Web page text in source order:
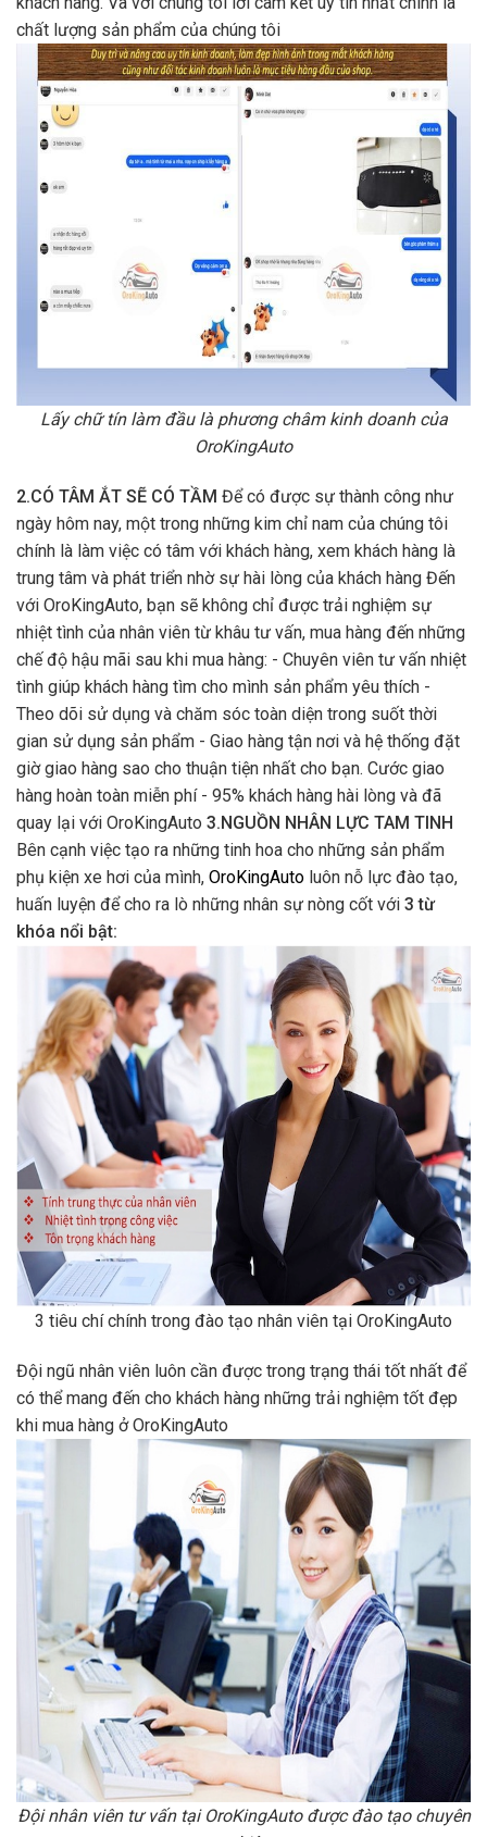
chất lượng sản phẩm của chúng tôi
Lấy chữ tín làm đầu là phương châm kinh doanh của
OroKingAuto
2.CÓ TÂM ẮT SẼ CÓ TẦM Để có được sự thành công như
ngày hôm nay, một trong những kim chỉ nam của chúng tôi
chính là làm việc có tâm với khách hàng, xem khách hàng là
trung tâm và phát triển nhờ sự hài lòng của khách hàng Đến
với OroKingAuto, bạn sẽ không chỉ được trải nghiệm sự
nhiệt tình của nhân viên từ khâu tư vấn, mua hàng đến những
chế độ hậu mãi sau khi mua hàng: - Chuyên viên tư vấn nhiệt
tình giúp khách hàng tìm cho mình sản phẩm yêu thích -
Theo dõi sử dụng và chăm sóc toàn diện trong suốt thời
gian sử dụng sản phẩm - Giao hàng tận nơi và hệ thống đặt
giờ giao hàng sao cho thuận tiện nhất cho bạn. Cước giao
hàng hoàn toàn miễn phí - 95% khách hàng hài lòng và đã
quay lại với OroKingAuto 3.NGUỒN NHÂN LỰC TAM TINH
Bên cạnh việc tạo ra những tinh hoa cho những sản phẩm
phụ kiện xe hơi của mình, OroKingAuto luôn nỗ lực đào tạo,
huấn luyện để cho ra lò những nhân sự nòng cốt với 3 từ
khóa nổi bật:
3 tiêu chí chính trong đào tạo nhân viên tại OroKingAuto
Đội ngũ nhân viên luôn cần được trong trạng thái tốt nhất để
có thể mang đến cho khách hàng những trải nghiệm tốt đẹp
khi mua hàng ở OroKingAuto
Đội nhân viên tư vấn tại OroKingAuto được đào tạo chuyên